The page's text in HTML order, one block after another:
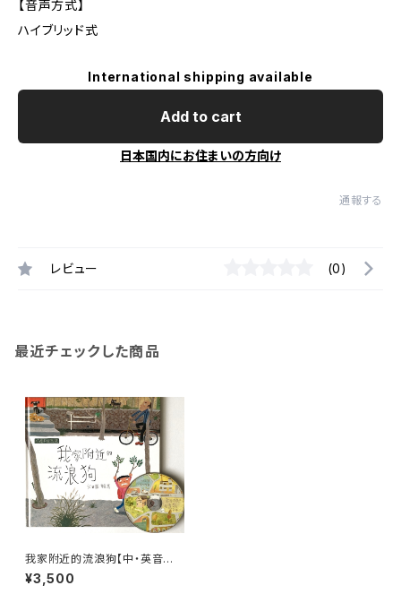
【音声方式】
ハイブリッド式
International shipping available
Add to cart
日本国内にお住まいの方向け
通報する
レビュー (0)
最近チェックした商品
我家附近的流浪狗【中・英音声C
D付】
¥3,500